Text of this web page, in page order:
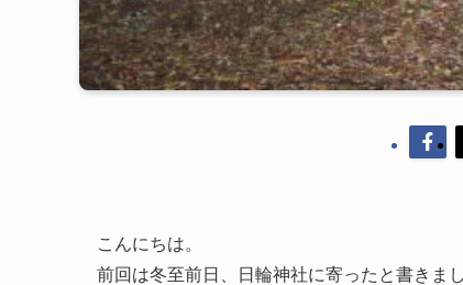
こんにちは。
前回は冬至前日、日輪神社に寄ったと書きまし